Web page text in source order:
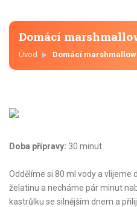
Domácí
Úvod Domácí marshmallow
Doba přípravy: 30 minut
Oddělíme si 80 ml vody a vlijeme
želatinu a necháme pár minut
kastrůlku se silnějším dnem a